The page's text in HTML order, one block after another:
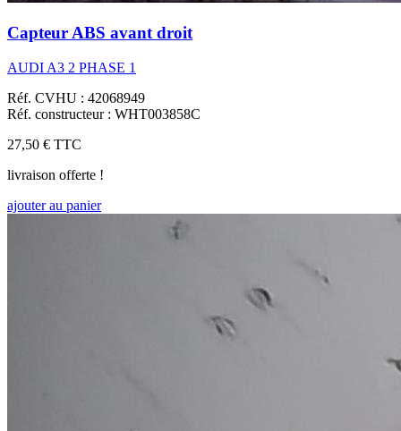
Capteur ABS avant droit
AUDI A3 2 PHASE 1
Réf. CVHU : 42068949
Réf. constructeur : WHT003858C
27,50 € TTC
livraison offerte !
ajouter au panier